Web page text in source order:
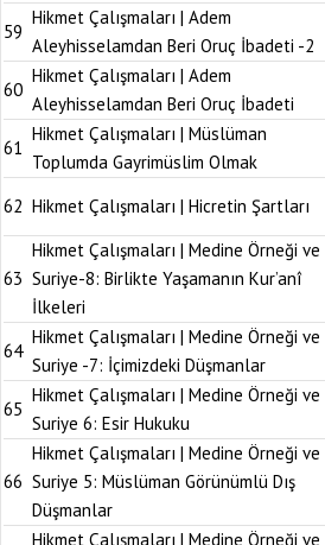
59
Hikmet Çalışmaları | Adem
Aleyhisselamdan Beri Oruç İbadeti -2
60
Hikmet Çalışmaları | Adem
Aleyhisselamdan Beri Oruç İbadeti
61
Hikmet Çalışmaları | Müslüman
Toplumda Gayrimüslim Olmak
62 Hikmet Çalışmaları | Hicretin Şartları
63
Hikmet Çalışmaları | Medine Örneği ve
Suriye-8: Birlikte Yaşamanın Kur’anî
İlkeleri
64
Hikmet Çalışmaları | Medine Örneği ve
Suriye -7: İçimizdeki Düşmanlar
65
Hikmet Çalışmaları | Medine Örneği ve
Suriye 6: Esir Hukuku
66
Hikmet Çalışmaları | Medine Örneği ve
Suriye 5: Müslüman Görünümlü Dış
Düşmanlar
Hikmet Çalışmaları | Medine Örneği ve